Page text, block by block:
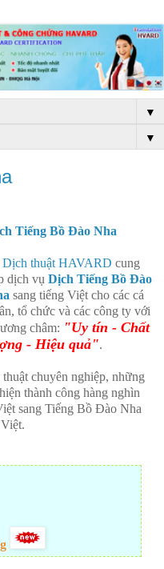
▼
▼
Tiếng Bồ Đào Nha
Dịch thuật HAVARD cung
dịch vụ Dịch Tiếng Bồ Đào
sang tiếng Việt cho các cá
tổ chức và các công ty với
châm: "Uy tín - Chất
- Hiệu quả".
chuyên nghiệp, những
thành công hàng nghìn
sang Tiếng Bồ Đào Nha